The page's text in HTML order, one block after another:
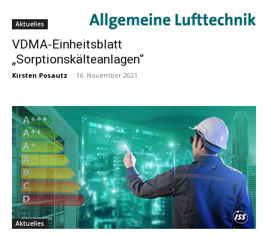
Aktuelles
VDMA-Einheitsblatt
„Sorptionskälteanlagen“
Kirsten Posautz - 16. November 2021
Aktuelles